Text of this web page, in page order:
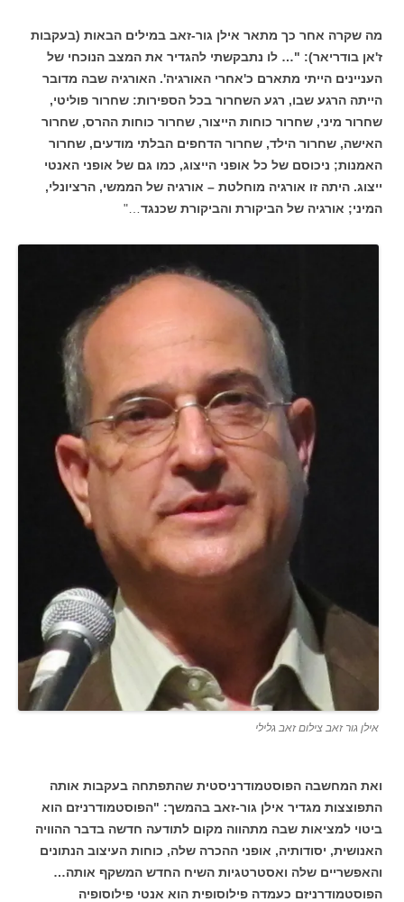
מה שקרה אחר כך מתאר אילן גור-זאב במילים הבאות (בעקבות
ז'אן בודריאר): "… לו נתבקשתי להגדיר את המצב הנוכחי של
העניינים הייתי מתארם כ'אחרי האורגיה'. האורגיה שבה מדובר
הייתה הרגע שבו, רגע השחרור בכל הספירות: שחרור פוליטי,
שחרור מיני, שחרור כוחות הייצור, שחרור כוחות ההרס, שחרור
האישה, שחרור הילד, שחרור הדחפים הבלתי מודעים, שחרור
האמנות; ניכוסם של כל אופני הייצוג, כמו גם של אופני האנטי
ייצוג. היתה זו אורגיה מוחלטת – אורגיה של הממשי, הרציונלי,
המיני; אורגיה של הביקורת והביקורת שכנגד …"
אילן גור זאב צילום זאב גלילי
ואת המחשבה הפוסטמודרניסטית שהתפתחה בעקבות אותה
התפוצצות מגדיר אילן גור-זאב בהמשך: "הפוסטמודרניזם הוא
ביטוי למציאות שבה מתהווה מקום לתודעה חדשה בדבר ההוויה
האנושית, יסודותיה, אופני ההכרה שלה, כוחות העיצוב הנתונים
והאפשריים שלה ואסטרטגיות השיח החדש המשקף אותה…
הפוסטמודרניזם כעמדה פילוסופית הוא אנטי פילוסופיה